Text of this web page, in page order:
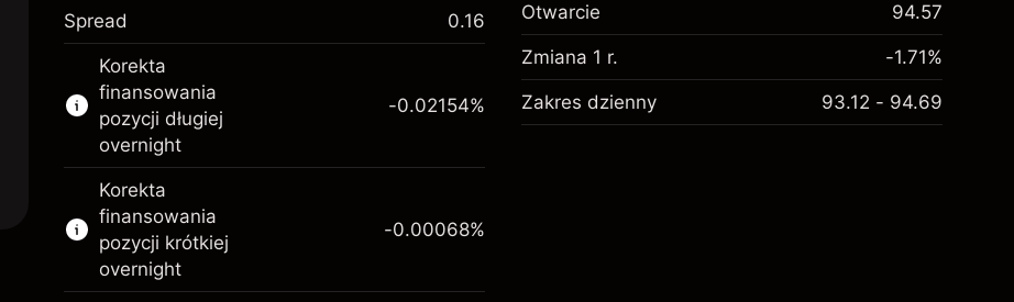
Ten instrument finansowy jest dostępny do
handlu poprzez CFD i opcje knock-out
Więcej informacji:
Kontrakty CFD
Opcje knock-out
Spread 0.16
Korekta
finansowania
pozycji długiej
overnight
-0.02154%
Korekta
finansowania
pozycji krótkiej
overnight
-0.00068%
Otwarcie 94.57
Zmiana 1 r. -1.71%
Zakres dzienny 93.12 - 94.69